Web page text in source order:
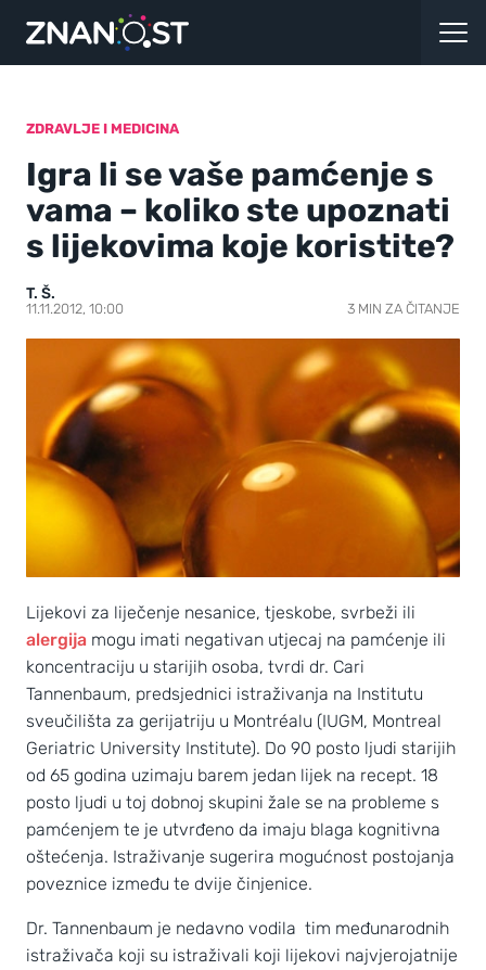
ZDRAVLJE I MEDICINA
Igra li se vaše pamćenje s
vama – koliko ste upoznati
s lijekovima koje koristite?
T. Š.
11.11.2012, 10:00 3 MIN ZA ČITANJE
Lijekovi za liječenje nesanice, tjeskobe, svrbeži ili
alergija mogu imati negativan utjecaj na pamćenje ili
koncentraciju u starijih osoba, tvrdi dr. Cari
Tannenbaum, predsjednici istraživanja na Institutu
sveučilišta za gerijatriju u Montréalu (IUGM, Montreal
Geriatric University Institute). Do 90 posto ljudi starijih
od 65 godina uzimaju barem jedan lijek na recept. 18
posto ljudi u toj dobnoj skupini žale se na probleme s
pamćenjem te je utvrđeno da imaju blaga kognitivna
oštećenja. Istraživanje sugerira mogućnost postojanja
poveznice između te dvije činjenice.
Dr. Tannenbaum je nedavno vodila tim međunarodnih
istraživača koji su istraživali koji lijekovi najvjerojatnije